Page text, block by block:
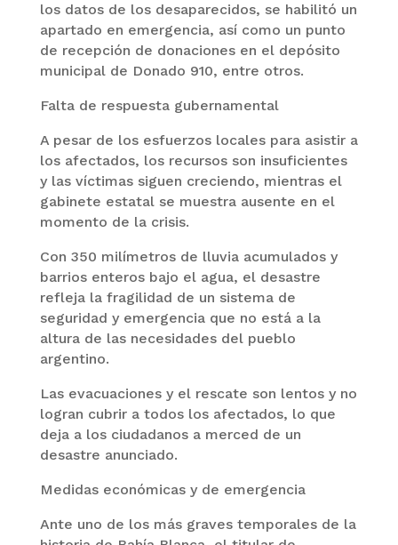
los datos de los desaparecidos, se habilitó un
apartado en emergencia, así como un punto
de recepción de donaciones en el depósito
municipal de Donado 910, entre otros.
Falta de respuesta gubernamental
A pesar de los esfuerzos locales para asistir a
los afectados, los recursos son insuficientes
y las víctimas siguen creciendo, mientras el
gabinete estatal se muestra ausente en el
momento de la crisis.
Con 350 milímetros de lluvia acumulados y
barrios enteros bajo el agua, el desastre
refleja la fragilidad de un sistema de
seguridad y emergencia que no está a la
altura de las necesidades del pueblo
argentino.
Las evacuaciones y el rescate son lentos y no
logran cubrir a todos los afectados, lo que
deja a los ciudadanos a merced de un
desastre anunciado.
Medidas económicas y de emergencia
Ante uno de los más graves temporales de la